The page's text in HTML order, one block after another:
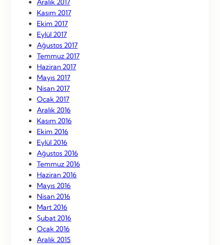
Aralık 2017
Kasım 2017
Ekim 2017
Eylül 2017
Ağustos 2017
Temmuz 2017
Haziran 2017
Mayıs 2017
Nisan 2017
Ocak 2017
Aralık 2016
Kasım 2016
Ekim 2016
Eylül 2016
Ağustos 2016
Temmuz 2016
Haziran 2016
Mayıs 2016
Nisan 2016
Mart 2016
Şubat 2016
Ocak 2016
Aralık 2015